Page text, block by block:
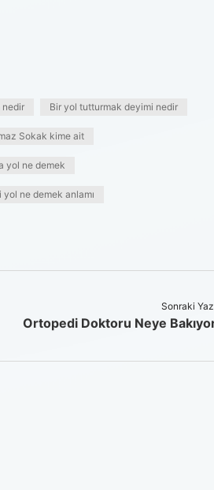
nedir Bir yol tutturmak deyimi nedir
Sokak kime ait
yol ne demek
yol ne demek anlamı
Sonraki
Ortopedi Doktoru Neye